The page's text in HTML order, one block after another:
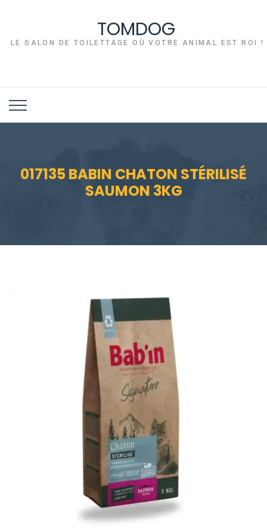
TOMDOG
LE SALON DE TOILETTAGE OÙ VOTRE ANIMAL EST ROI !
017135 BABIN CHATON STÉRILISÉ
SAUMON 3KG